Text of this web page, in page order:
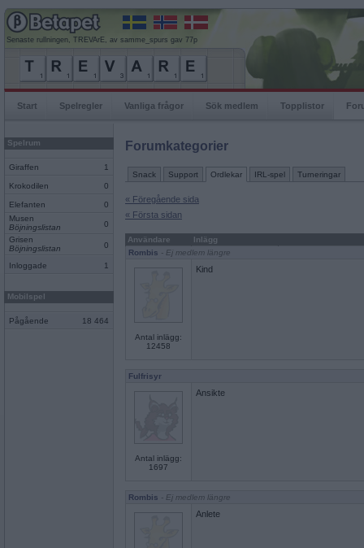
Senaste rullningen, TREVArE, av samme_spurs gav 77p
Start Spelregler Vanliga frågor Sök medlem Topplistor
Spelrum
Giraffen 1
Krokodilen 0
Elefanten
0
Musen
Böjningslistan
0
Grisen
Böjningslistan
0
Inloggade 1
Mobilspel
Pågående 18 464
Forumkategorier
Snack Support Ordlekar IRL-spel Turneringar
« Föregående sida
« Första sidan
Användare
Inlägg
Rombis - Ej medlem längre
Antal inlägg:
12458
Kind
Fulfrisyr
Antal inlägg:
1697
Ansikte
Rombis - Ej medlem längre
Anlete